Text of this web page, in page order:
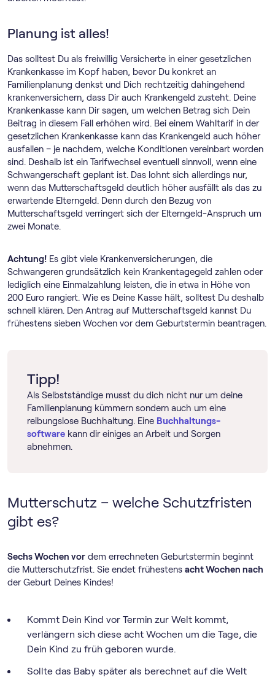
Planung ist alles!
Das solltest Du als freiwillig Versicherte in einer gesetzlichen
Krankenkasse im Kopf haben, bevor Du konkret an
Familienplanung denkst und Dich rechtzeitig dahingehend
krankenversichern, dass Dir auch Krankengeld zusteht. Deine
Krankenkasse kann Dir sagen, um welchen Betrag sich Dein
Beitrag in diesem Fall erhöhen wird. Bei einem Wahltarif in der
gesetzlichen Krankenkasse kann das Krankengeld auch höher
ausfallen – je nachdem, welche Konditionen vereinbart worden
sind. Deshalb ist ein Tarifwechsel eventuell sinnvoll, wenn eine
Schwangerschaft geplant ist. Das lohnt sich allerdings nur,
wenn das Mutterschaftsgeld deutlich höher ausfällt als das zu
erwartende Elterngeld. Denn durch den Bezug von
Mutterschaftsgeld verringert sich der Elterngeld-Anspruch um
zwei Monate.
Achtung! Es gibt viele Krankenversicherungen, die
Schwangeren grundsätzlich kein Krankentagegeld zahlen oder
lediglich eine Einmalzahlung leisten, die in etwa in Höhe von
200 Euro rangiert. Wie es Deine Kasse hält, solltest Du deshalb
schnell klären. Den Antrag auf Mutterschaftsgeld kannst Du
frühestens sieben Wochen vor dem Geburtstermin beantragen.
Tipp!
Als Selbstständige musst du dich nicht nur um deine
Familienplanung kümmern sondern auch um eine
reibungslose Buchhaltung. Eine Buch­haltungs­
software kann dir einiges an Arbeit und Sorgen
abnehmen.
Mutterschutz – welche Schutzfristen
gibt es?
Sechs Wochen vor dem errechneten Geburtstermin beginnt
die Mutterschutzfrist. Sie endet frühestens acht Wochen nach
der Geburt Deines Kindes!
Kommt Dein Kind vor Termin zur Welt kommt,
verlängern sich diese acht Wochen um die Tage, die
Dein Kind zu früh geboren wurde.
Sollte das Baby später als berechnet auf die Welt